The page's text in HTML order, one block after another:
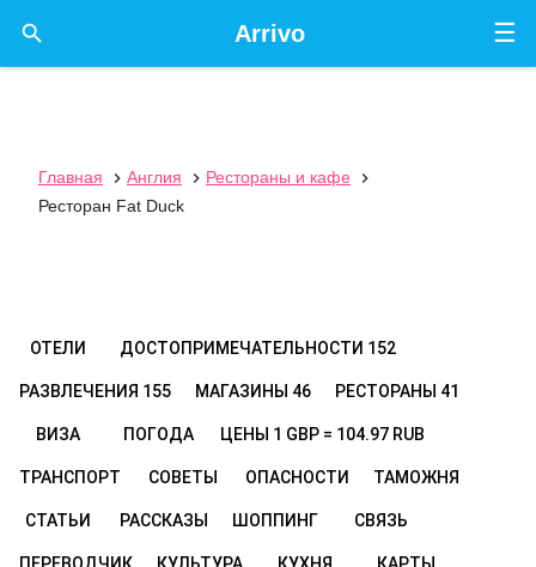
☰
Arrivo

Главная  Англия  Рестораны и кафе

Ресторан Fat Duck
ОТЕЛИ ДОСТОПРИМЕЧАТЕЛЬНОСТИ 152
РАЗВЛЕЧЕНИЯ 155 МАГАЗИНЫ 46 РЕСТОРАНЫ 41
ВИЗА ПОГОДА ЦЕНЫ 1 GBP = 104.97 RUB
ТРАНСПОРТ СОВЕТЫ ОПАСНОСТИ ТАМОЖНЯ
СТАТЬИ РАССКАЗЫ ШОППИНГ СВЯЗЬ